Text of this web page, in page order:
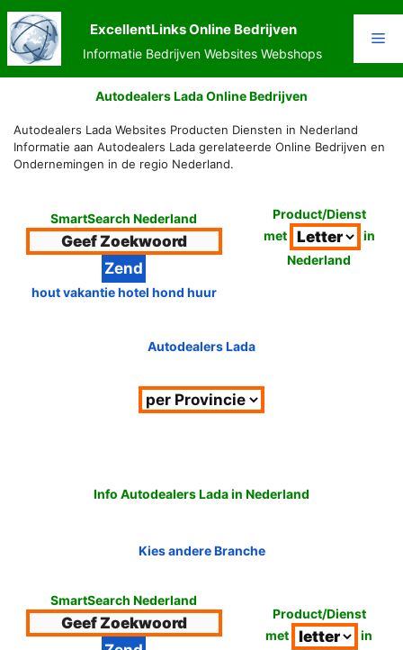
Ga
naar
de
inhoud
ExcellentLinks Online Bedrijven
Informatie Bedrijven Websites Webshops
Autodealers Lada Online Bedrijven
Autodealers Lada Websites Producten Diensten in Nederland
Informatie aan Autodealers Lada gerelateerde Online Bedrijven en
Ondernemingen in de regio Nederland.
SmartSearch Nederland
hout vakantie hotel hond huur
Product/Dienst
met
in
Nederland
Autodealers Lada
Info Autodealers Lada in Nederland
Kies andere Branche
SmartSearch Nederland
Product/Dienst
met
in